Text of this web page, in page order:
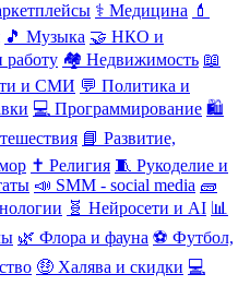
⚕️ Медицина 💄
🎵 Музыка 🤝 НКО и
работу 🏘️ Недвижимость 📖
и СМИ 💬 Политика и
💻 Программирование 🛍️
📘 Развитие,
✝️ Религия 🧵 Рукоделие и
📣 SMM - social media 🧱
🧬 Нейросети и AI 📊
🌿 Флора и фауна ⚽ Футбол,
🤑 Халява и скидки 💻